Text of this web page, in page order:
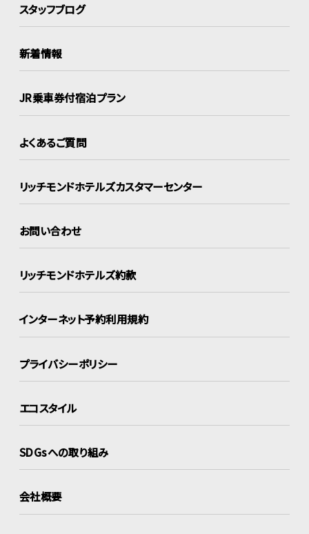
スタッフブログ
新着情報
JR乗車券付宿泊プラン
よくあるご質問
リッチモンドホテルズカスタマーセンター
お問い合わせ
リッチモンドホテルズ約款
インターネット予約利用規約
プライバシーポリシー
エコスタイル
SDGsへの取り組み
会社概要